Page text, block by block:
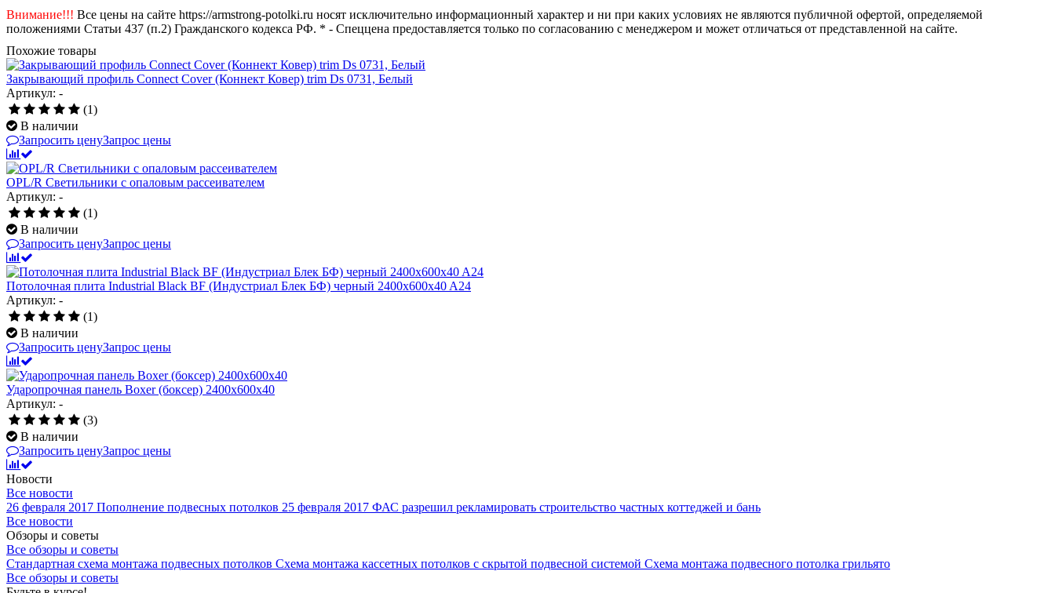
Внимание!!! Все цены на сайте https://armstrong-potolki.ru носят исключительно информационный характер и ни при каких условиях не являются публичной офертой, определяемой
положениями Статьи 437 (п.2) Гражданского кодекса РФ. * - Спеццена предоставляется только по согласованию с менеджером и может отличаться от представленной на сайте.
Похожие товары
Закрывающий профиль Connect Cover (Коннект Ковер) trim Ds 0731, Белый
Артикул: -
(1)
В наличии
Запросить ценуЗапрос цены
OPL/R Светильники с опаловым рассеивателем
Артикул: -
(1)
В наличии
Запросить ценуЗапрос цены
Потолочная плита Industrial Black BF (Индустриал Блек БФ) черный 2400x600x40 A24
Артикул: -
(1)
В наличии
Запросить ценуЗапрос цены
Ударопрочная панель Boxer (боксер) 2400x600x40
Артикул: -
(3)
В наличии
Запросить ценуЗапрос цены
Новости
Все новости
26 февраля 2017 Пополнение подвесных потолков 25 февраля 2017 ФАС разрешил рекламировать строительство частных коттеджей и бань
Все новости
Обзоры и советы
Все обзоры и советы
Стандартная схема монтажа подвесных потолков Схема монтажа кассетных потолков с скрытой подвесной системой Схема монтажа подвесного потолка грильято
Все обзоры и советы